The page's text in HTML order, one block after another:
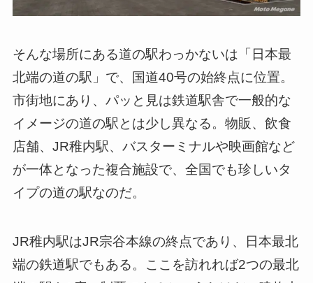
そんな場所にある道の駅わっかないは「日本最
北端の道の駅」で、国道40号の始終点に位置。
市街地にあり、パッと見は鉄道駅舎で一般的な
イメージの道の駅とは少し異なる。物販、飲食
店舗、JR稚内駅、バスターミナルや映画館など
が一体となった複合施設で、全国でも珍しいタ
イプの道の駅なのだ。
JR稚内駅はJR宗谷本線の終点であり、日本最北
端の鉄道駅でもある。ここを訪れれば2つの最北